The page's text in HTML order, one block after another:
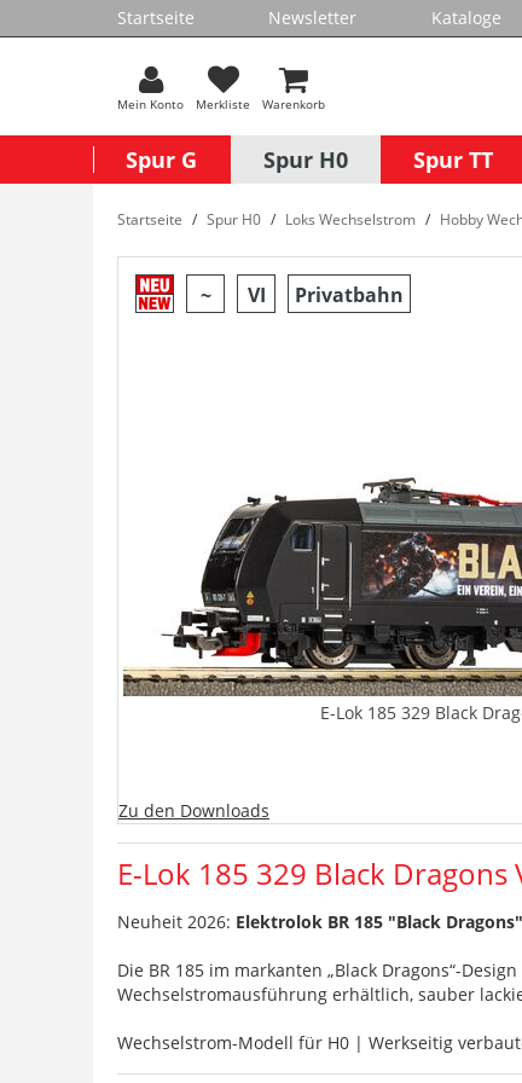
Startseite Newsletter Kataloge
Mein Konto Merkliste Warenkorb
Spur G Spur H0 Spur TT
Startseite Spur H0 Loks Wechselstrom Hobby
~ VI Privatbahn
E-Lok 185 329 Black
Zu den Downloads
E-Lok 185 329 Black
Neuheit 2026: Elektrolok BR 185 "Black
Die BR 185 im markanten „Black Dragons“-
Wechselstromausführung erhältlich, sauber
Wechselstrom-Modell für H0 | Werkseitig